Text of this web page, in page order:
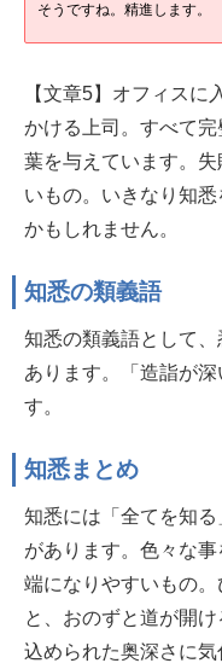
そうですね。精進します。
【文章5】オフィスに
かける上司。すべて
葉を与えています。
いもの。いきなり知
かもしれません。
知悉の類義語
知悉の類義語として
あります。「造詣が
す。
知悉まとめ
知悉には「全てを知
があります。色々な
端になりやすいもの
と、おのずと道が開
込められた奥深さに